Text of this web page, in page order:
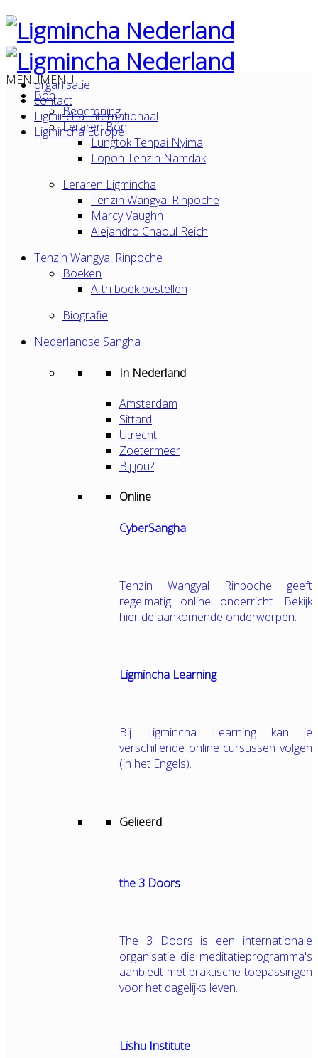
organisatie
contact
Ligmincha Internationaal
Ligmincha Europe
MENUMENU
Bön
Beoefening
Leraren Bön
Lungtok Tenpai Nyima
Lopon Tenzin Namdak
Leraren Ligmincha
Tenzin Wangyal Rinpoche
Marcy Vaughn
Alejandro Chaoul Reich
Tenzin Wangyal Rinpoche
Boeken
A-tri boek bestellen
Biografie
Nederlandse Sangha
In Nederland
Amsterdam
Sittard
Utrecht
Zoetermeer
Bij jou?
Online
CyberSangha
Tenzin Wangyal Rinpoche geeft
regelmatig online onderricht. Bekijk
hier de aankomende onderwerpen.
Ligmincha Learning
Bij Ligmincha Learning kan je
verschillende online cursussen volgen
(in het Engels).
Gelieerd
the 3 Doors
The 3 Doors is een internationale
organisatie die meditatieprogramma's
aanbiedt met praktische toepassingen
voor het dagelijks leven.
Lishu Institute